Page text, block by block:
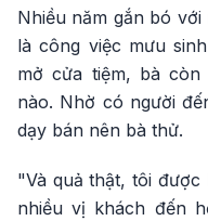
Nhiều năm gắn bó
là công việc mưu
mở cửa tiệm, bà
nào. Nhờ có người
dạy bán nên bà thử.
"Và quả thật, tôi
nhiều vị khách đến